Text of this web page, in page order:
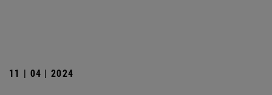
11 | 04 | 2024